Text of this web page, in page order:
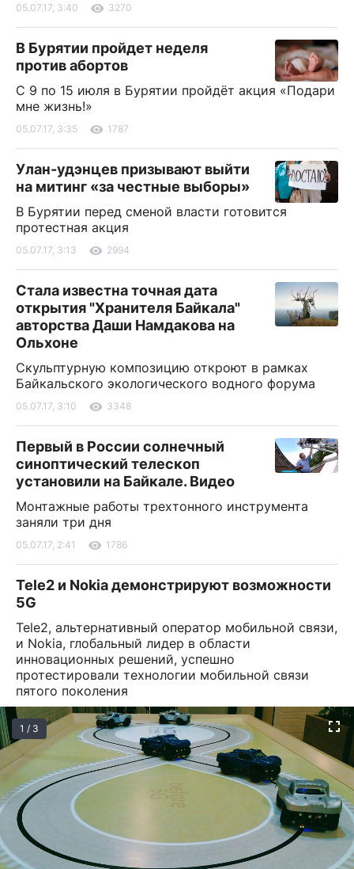
05.07.17, 3:40 3270
В Бурятии пройдет неделя
против абортов
С 9 по 15 июля в Бурятии пройдёт акция «Подари
мне жизнь!»
05.07.17, 3:35 1787
Улан-удэнцев призывают выйти
на митинг «за честные выборы»
В Бурятии перед сменой власти готовится
протестная акция
05.07.17, 3:13 2994
Стала известна точная дата
открытия "Хранителя Байкала"
авторства Даши Намдакова на
Ольхоне
Скульптурную композицию откроют в рамках
Байкальского экологического водного форума
05.07.17, 3:10 3348
Первый в России солнечный
синоптический телескоп
установили на Байкале. Видео
Монтажные работы трехтонного инструмента
заняли три дня
05.07.17, 2:41 1786
Tele2 и Nokia демонстрируют возможности
5G
Tele2, альтернативный оператор мобильной связи,
и Nokia, глобальный лидер в области
инновационных решений, успешно
протестировали технологии мобильной связи
пятого поколения
1 / 3